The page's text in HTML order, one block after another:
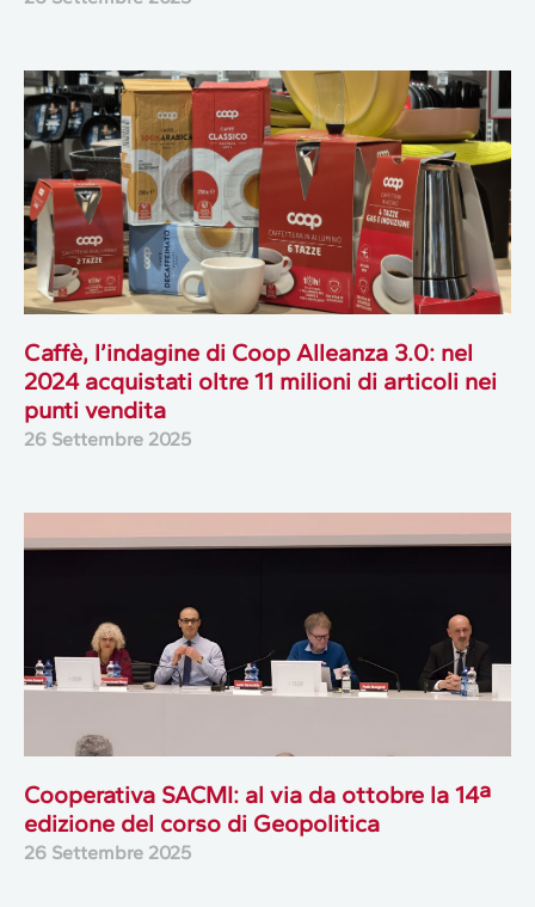
Caffè, l’indagine di Coop Alleanza 3.0: nel
2024 acquistati oltre 11 milioni di articoli nei
punti vendita
26 Settembre 2025
Cooperativa SACMI: al via da ottobre la 14ª
edizione del corso di Geopolitica
26 Settembre 2025